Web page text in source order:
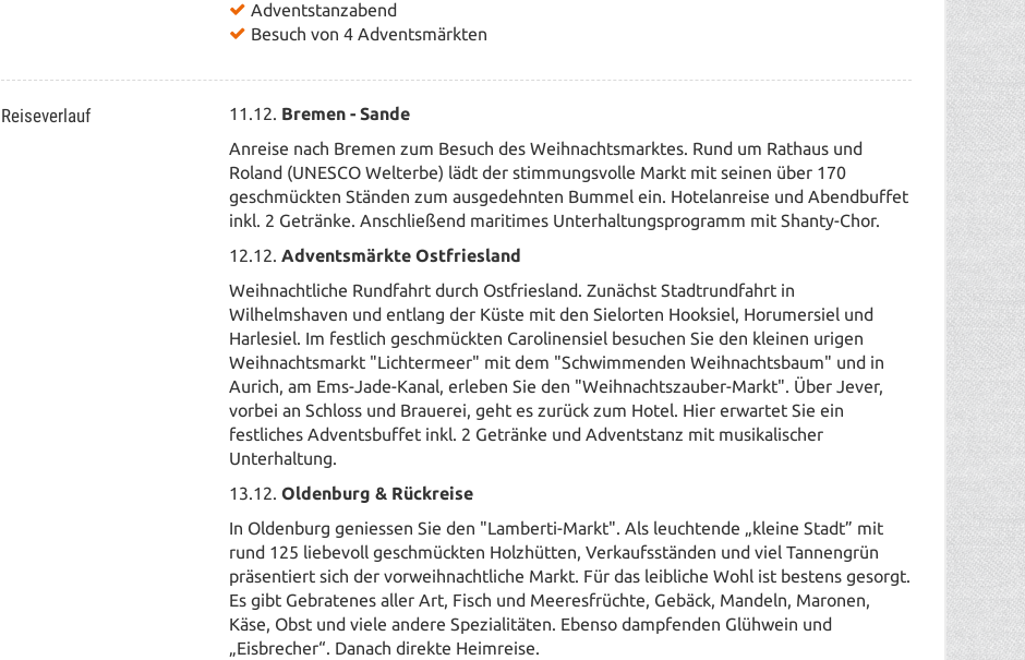
Adventstanzabend
Besuch von 4 Adventsmärkten
Reiseverlauf 11.12. Bremen - Sande
Anreise nach Bremen zum Besuch des Weihnachtsmarktes. Rund um Rathaus und
Roland (UNESCO Welterbe) lädt der stimmungsvolle Markt mit seinen über 170
geschmückten Ständen zum ausgedehnten Bummel ein. Hotelanreise und Abendbuffet
inkl. 2 Getränke. Anschließend maritimes Unterhaltungsprogramm mit Shanty-Chor.
12.12. Adventsmärkte Ostfriesland
Weihnachtliche Rundfahrt durch Ostfriesland. Zunächst Stadtrundfahrt in
Wilhelmshaven und entlang der Küste mit den Sielorten Hooksiel, Horumersiel und
Harlesiel. Im festlich geschmückten Carolinensiel besuchen Sie den kleinen urigen
Weihnachtsmarkt "Lichtermeer" mit dem "Schwimmenden Weihnachtsbaum" und in
Aurich, am Ems-Jade-Kanal, erleben Sie den "Weihnachtszauber-Markt". Über Jever,
vorbei an Schloss und Brauerei, geht es zurück zum Hotel. Hier erwartet Sie ein
festliches Adventsbuffet inkl. 2 Getränke und Adventstanz mit musikalischer
Unterhaltung.
13.12. Oldenburg & Rückreise
In Oldenburg geniessen Sie den "Lamberti-Markt". Als leuchtende „kleine Stadt” mit
rund 125 liebevoll geschmückten Holzhütten, Verkaufsständen und viel Tannengrün
präsentiert sich der vorweihnachtliche Markt. Für das leibliche Wohl ist bestens gesorgt.
Es gibt Gebratenes aller Art, Fisch und Meeresfrüchte, Gebäck, Mandeln, Maronen,
Käse, Obst und viele andere Spezialitäten. Ebenso dampfenden Glühwein und
„Eisbrecher“. Danach direkte Heimreise.